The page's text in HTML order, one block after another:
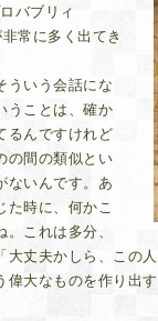
バブリィ
常に多く出てき
ういう会話にな
うことは、確か
るんですけれど
の間の類似とい
ないんです。あ
た時に、何かこ
これは多分、
丈夫かしら、この
大なものを作り出